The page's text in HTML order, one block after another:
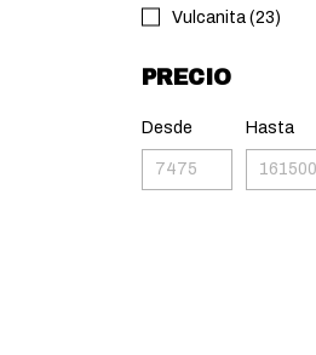
Vulcanita (23)
PRECIO
Desde Hasta